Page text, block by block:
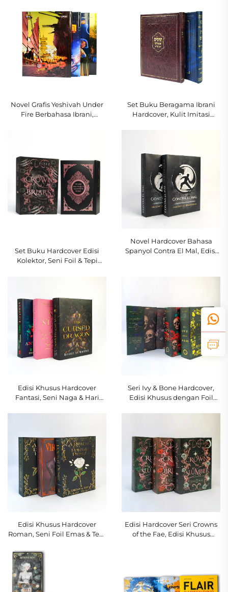
Novel Grafis Yeshivah Under
Fire Berbahasa Ibrani,
Set Buku Beragama Ibrani
Hardcover, Kulit Imitasi
Set Buku Hardcover Edisi
Kolektor, Seni Foil & Tepi
Novel Hardcover Bahasa
Spanyol Contra El Mal, Edisi
Edisi Khusus Hardcover
Fantasi, Seni Naga & Hari
Seri Ivy & Bone Hardcover,
Edisi Khusus dengan Foil
Edisi Khusus Hardcover
Roman, Seni Foil Emas & Tepi
Edisi Hardcover Seri Crowns
of the Fae, Edisi Khusus